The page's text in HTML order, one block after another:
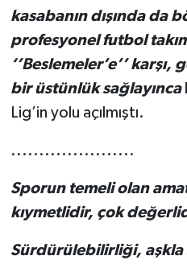
kasabanın dışında da
profesyonel futbol
‘’Beslemeler’e’’
bir üstünlük sağlayınca
Lig’in yolu açılmıştı.
......................
Sporun temeli olan
kıymetlidir, çok
Sürdürülebilirliği, aşkla